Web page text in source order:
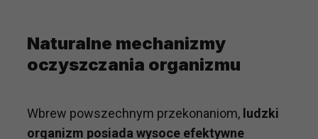
Naturalne mechanizmy
oczyszczania organizmu
Wbrew powszechnym przekonaniom, ludzki
organizm posiada wysoce efektywne